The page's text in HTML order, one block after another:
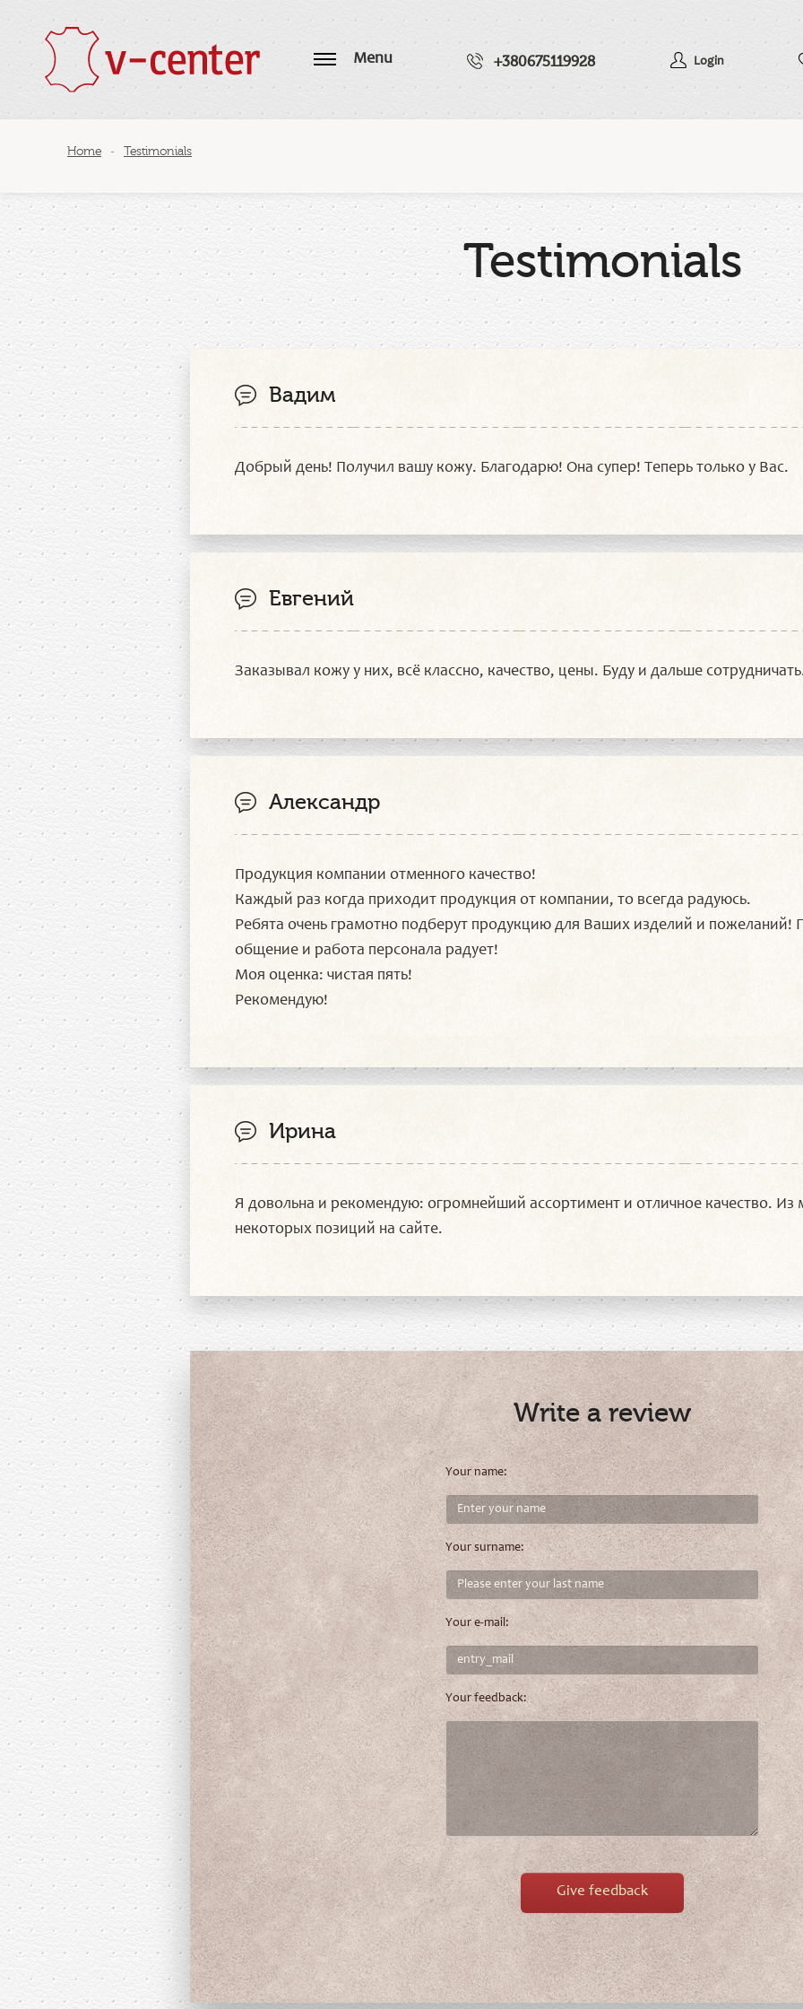
Menu +380675119928 Login
Home - Testimonials
Testimonials
Вадим
Добрый день! Получил вашу кожу. Благодарю! Она супер! Теперь только у Вас.
Евгений
Заказывал кожу у них, всё классно, качество, цены. Буду и дальше
Александр
Продукция компании отменного качество!
Каждый раз когда приходит продукция от компании, то всегда радуюсь.
Ребята очень грамотно подберут продукцию для Ваших изделий и пожеланий!
общение и работа персонала радует!
Моя оценка: чистая пять!
Рекомендую!
Ирина
Я довольна и рекомендую: огромнейший ассортимент и отличное качество. Из
некоторых позиций на сайте.
Write a review
Your name:
Your surname:
Your e-mail:
Your feedback:
Give feedback